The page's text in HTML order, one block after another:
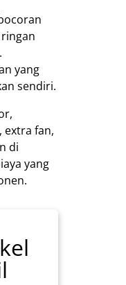
yang
sendiri.
extra fan,
di
yang